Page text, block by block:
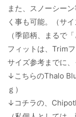
また、スノーシー
く事も可能。（サ
（季節柄、まるで
フィットは、Trim
サイズ参考までに
↓こちらのThalo
ｇ）
↓コチラの、